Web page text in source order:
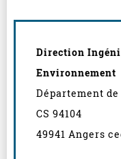
Direction
Environnement
Département
CS 94104
49941 Angers